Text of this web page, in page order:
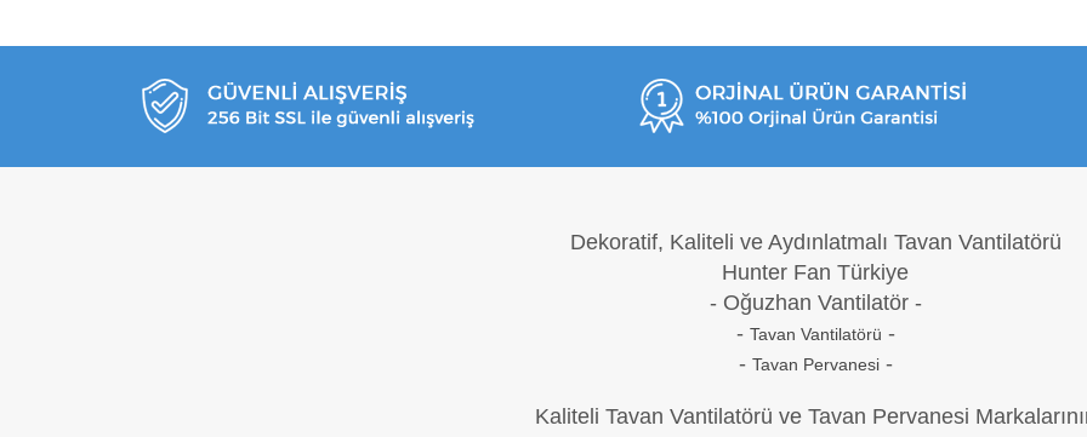
Dekoratif, Kaliteli ve Aydınlatmalı Tavan Vantilatörü
Hunter Fan Türkiye
- Oğuzhan Vantilatör -
- Tavan Vantilatörü -
- Tavan Pervanesi-
Kaliteli Tavan Vantilatörü ve Tavan Pervanesi